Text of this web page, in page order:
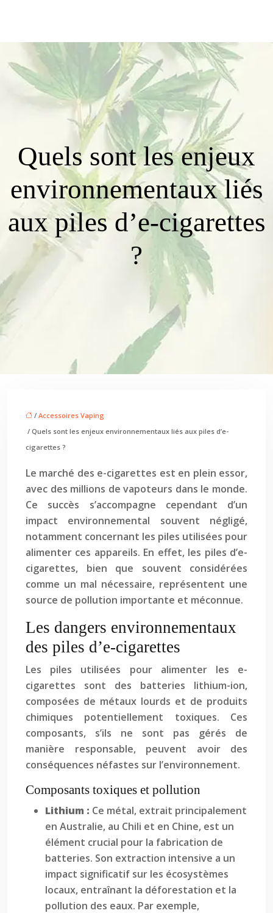
Quels sont les enjeux
environnementaux liés
aux piles d’e-cigarettes
?
/ Accessoires Vaping
/ Quels sont les enjeux environnementaux liés aux piles d’e-
cigarettes ?
Le marché des e-cigarettes est en plein essor,
avec des millions de vapoteurs dans le monde.
Ce succès s’accompagne cependant d’un
impact environnemental souvent négligé,
notamment concernant les piles utilisées pour
alimenter ces appareils. En effet, les piles d’e-
cigarettes, bien que souvent considérées
comme un mal nécessaire, représentent une
source de pollution importante et méconnue.
Les dangers environnementaux
des piles d’e-cigarettes
Les piles utilisées pour alimenter les e-
cigarettes sont des batteries lithium-ion,
composées de métaux lourds et de produits
chimiques potentiellement toxiques. Ces
composants, s’ils ne sont pas gérés de
manière responsable, peuvent avoir des
conséquences néfastes sur l’environnement.
Composants toxiques et pollution
Lithium : Ce métal, extrait principalement
en Australie, au Chili et en Chine, est un
élément crucial pour la fabrication de
batteries. Son extraction intensive a un
impact significatif sur les écosystèmes
locaux, entraînant la déforestation et la
pollution des eaux. Par exemple,